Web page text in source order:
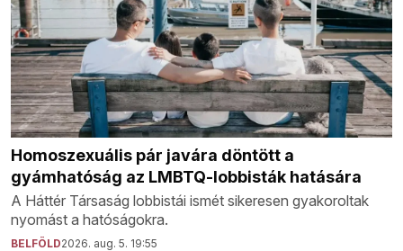
Homoszexuális pár javára döntött a
gyámhatóság az LMBTQ-lobbisták hatására
A Háttér Társaság lobbistái ismét sikeresen gyakoroltak
nyomást a hatóságokra.
BELFÖLD2026. aug. 5. 19:55